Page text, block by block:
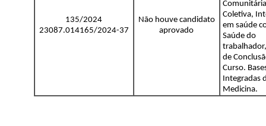
135/2024
23087.014165/2024-37
Não houve candidato
aprovado
Coletiva,
em saúde
Saúde do
de
Curso.
Integradas
Medicina.